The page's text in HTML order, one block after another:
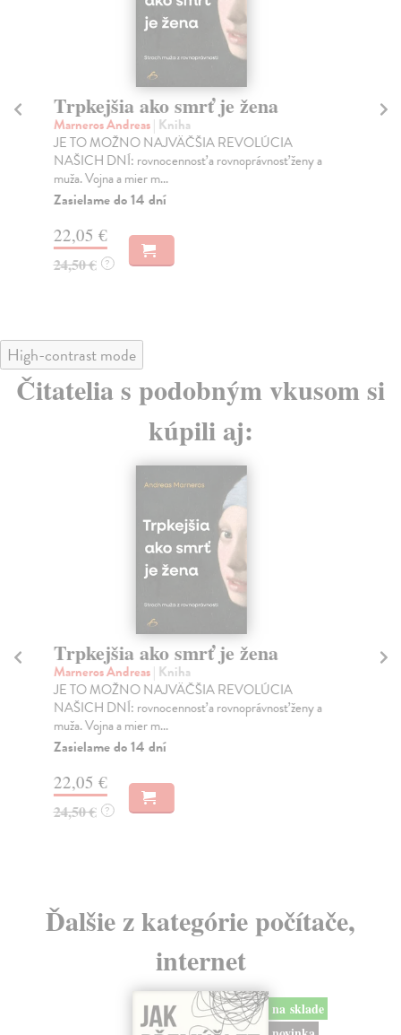
Trpkejšia ako smrť je žena
Marneros Andreas| Kniha
JE TO MOŽNO NAJVÄČŠIA REVOLÚCIA
NAŠICH DNÍ: rovnocennosť a rovnoprávnosť ženy a
muža. Vojna a mier m...
Zasielame do 14 dní
22,05 €
24,50 € ?
High-contrast mode
Čitatelia s podobným vkusom si
kúpili aj:
Trpkejšia ako smrť je žena
Marneros Andreas| Kniha
JE TO MOŽNO NAJVÄČŠIA REVOLÚCIA
NAŠICH DNÍ: rovnocennosť a rovnoprávnosť ženy a
muža. Vojna a mier m...
Zasielame do 14 dní
22,05 €
24,50 € ?
Ďalšie z kategórie počítače,
internet
na sklade